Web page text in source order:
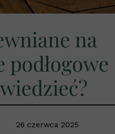
26 czerwca 2025
na